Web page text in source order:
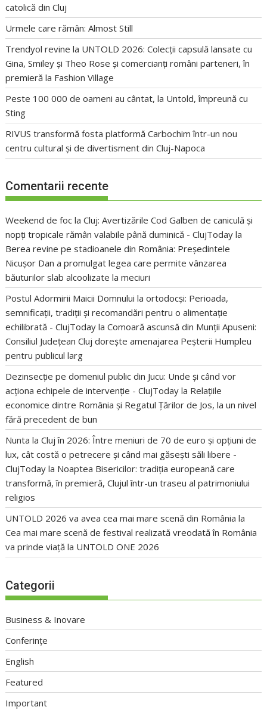
catolică din Cluj
Urmele care rămân: Almost Still
Trendyol revine la UNTOLD 2026: Colecții capsulă lansate cu
Gina, Smiley și Theo Rose și comercianți români parteneri, în
premieră la Fashion Village
Peste 100 000 de oameni au cântat, la Untold, împreună cu
Sting
RIVUS transformă fosta platformă Carbochim într-un nou
centru cultural și de divertisment din Cluj-Napoca
Comentarii recente
Weekend de foc la Cluj: Avertizările Cod Galben de caniculă și
nopți tropicale rămân valabile până duminică - ClujToday la
Berea revine pe stadioanele din România: Președintele
Nicușor Dan a promulgat legea care permite vânzarea
băuturilor slab alcoolizate la meciuri
Postul Adormirii Maicii Domnului la ortodocși: Perioada,
semnificații, tradiții și recomandări pentru o alimentație
echilibrată - ClujToday laComoară ascunsă din Munții Apuseni:
Consiliul Județean Cluj dorește amenajarea Peșterii Humpleu
pentru publicul larg
Dezinsecție pe domeniul public din Jucu: Unde și când vor
acționa echipele de intervenție - ClujToday la Relațiile
economice dintre România și Regatul Țărilor de Jos, la un nivel
fără precedent de bun
Nunta la Cluj în 2026: Între meniuri de 70 de euro și opțiuni de
lux, cât costă o petrecere și când mai găsești săli libere -
ClujToday la Noaptea Bisericilor: tradiția europeană care
transformă, în premieră, Clujul într-un traseu al patrimoniului
religios
UNTOLD 2026 va avea cea mai mare scenă din România la
Cea mai mare scenă de festival realizată vreodată în România
va prinde viață la UNTOLD ONE 2026
Categorii
Business & Inovare
Conferințe
English
Featured
Important